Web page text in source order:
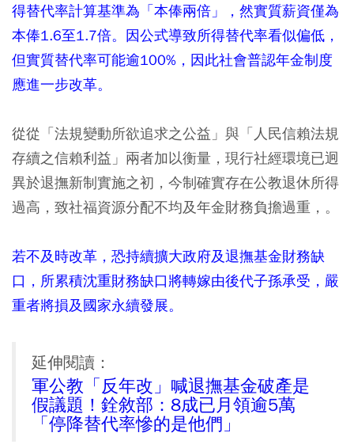
得替代率計算基準為「本俸兩倍」，然實質薪資僅為
本俸1.6至1.7倍。因公式導致所得替代率看似偏低，
但實質替代率可能逾100%，因此社會普認年金制度
應進一步改革。
從從「法規變動所欲追求之公益」與「人民信賴法規
存續之信賴利益」兩者加以衡量，現行社經環境已迥
異於退撫新制實施之初，今制確實存在公教退休所得
過高，致社福資源分配不均及年金財務負擔過重，。
若不及時改革，恐持續擴大政府及退撫基金財務缺
口，所累積沈重財務缺口將轉嫁由後代子孫承受，嚴
重者將損及國家永續發展。
延伸閱讀：
軍公教「反年改」喊退撫基金破產是
假議題！銓敘部：8成已月領逾5萬
「停降替代率慘的是他們」